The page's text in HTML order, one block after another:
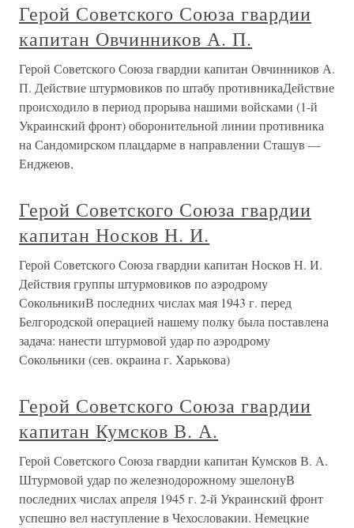
Герой Советского Союза гвардии
капитан Овчинников А. П.
Герой Советского Союза гвардии капитан Овчинников А.
П. Действие штурмовиков по штабу противникаДействие
происходило в период прорыва нашими войсками (1-й
Украинский фронт) оборонительной линии противника
на Сандомирском плацдарме в направлении Сташув —
Енджеюв,
Герой Советского Союза гвардии
капитан Носков Н. И.
Герой Советского Союза гвардии капитан Носков Н. И.
Действия группы штурмовиков по аэродрому
СокольникиВ последних числах мая 1943 г. перед
Белгородской операцией нашему полку была поставлена
задача: нанести штурмовой удар по аэродрому
Сокольники (сев. окраина г. Харькова)
Герой Советского Союза гвардии
капитан Кумсков В. А.
Герой Советского Союза гвардии капитан Кумсков В. А.
Штурмовой удар по железнодорожному эшелонуВ
последних числах апреля 1945 г. 2-й Украинский фронт
успешно вел наступление в Чехословакии. Немецкие